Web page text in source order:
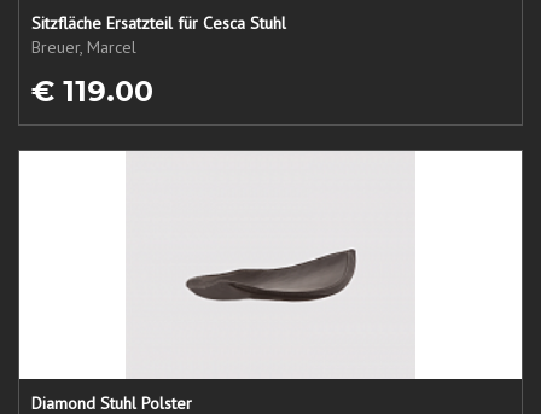
Sitzfläche Ersatzteil für Cesca Stuhl
Breuer, Marcel
€ 119.00
Diamond Stuhl Polster